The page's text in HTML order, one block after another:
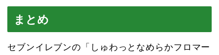
まとめ
セブンイレブンの「しゅわっとなめらかフロマー